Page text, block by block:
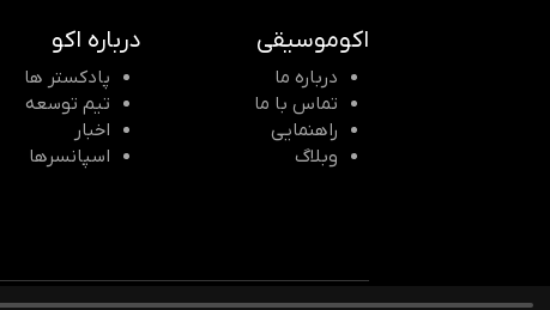
اکوموسیقی
درباره ما
تماس با ما
راهنمایی
وبلاگ
درباره اکو
پادکستر ها
تیم توسعه
اخبار
اسپانسرها